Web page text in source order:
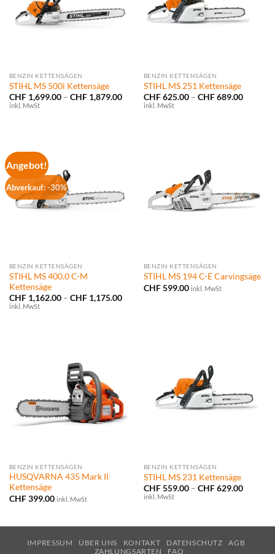
BENZIN KETTENSÄGEN
STIHL MS 500i Kettensäge
CHF1,699.00 – CHF1,879.00Preisspanne:
CHF 1,699.00
inkl. MwSt
BENZIN KETTENSÄGEN
STIHL MS 251 Kettensäge
CHF625.00 – CHF689.00
inkl. MwSt
Angebot!
Abverkauf: -30%
BENZIN KETTENSÄGEN
STIHL MS 400.0 C-M
Kettensäge
CHF1,162.00 – CHF1,175.00Preisspanne:
inkl. MwSt
BENZIN KETTENSÄGEN
STIHL MS 194 C-E Carvingsäge
CHF599.00 inkl. MwSt
BENZIN KETTENSÄGEN
HUSQVARNA 435 Mark II
Kettensäge
CHF399.00 inkl. MwSt
BENZIN KETTENSÄGEN
STIHL MS 231 Kettensäge
CHF559.00 – CHF629.00
inkl. MwSt
IMPRESSUM ÜBER UNS KONTAKT DATENSCHUTZ
AGB
ZAHLUNGSARTEN
FAQ